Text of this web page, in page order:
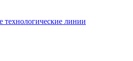
технологические линии